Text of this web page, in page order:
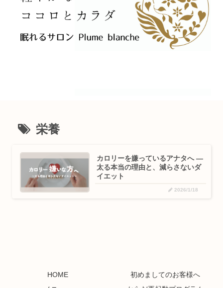
栄養
カロリーを嫌っているアナタへ ―
太る本当の理由と、減らさないダ
イエット
2026/1/18
HOME
初めましてのお客様へ